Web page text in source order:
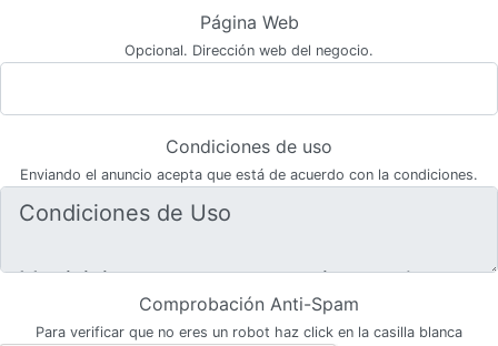
Página Web
Opcional. Dirección web del negocio.
Condiciones de uso
Enviando el anuncio acepta que está de acuerdo con la condiciones.
Comprobación Anti-Spam
Para verificar que no eres un robot haz click en la casilla blanca